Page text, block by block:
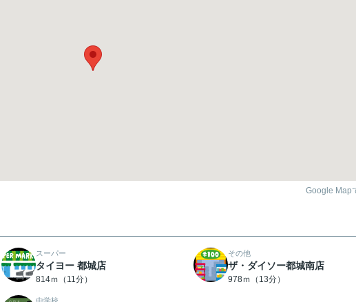
Google Map
スーパー
タイヨー 都城店
814ｍ（11分）
その他
ザ・ダイソー都城南店
978ｍ（13分）